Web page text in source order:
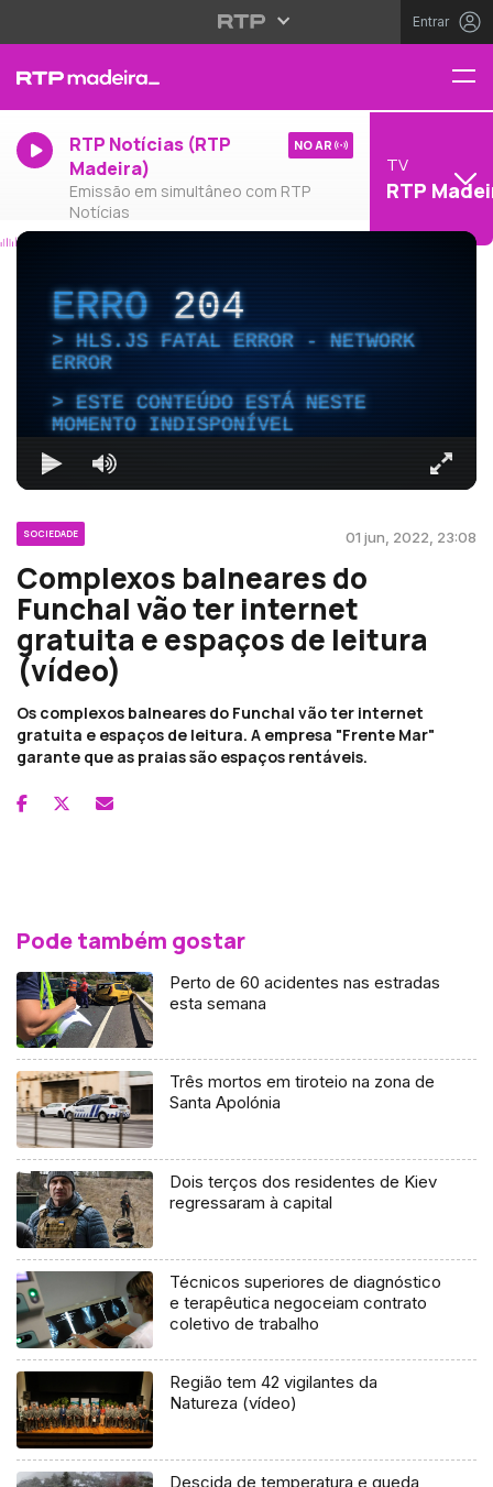
Entrar
RTP Notícias (RTP
Madeira)
Emissão em simultâneo com RTP
Notícias
NO AR
TV
RTP
ERRO204
HLS.JS FATAL ERROR - NETWORK
ERROR
ESTE CONTEÚDO ESTÁ NESTE
MOMENTO INDISPONÍVEL
SOCIEDADE 01 jun, 2022, 23:08
Complexos balneares do
Funchal vão ter internet
gratuita e espaços de leitura
(vídeo)
Os complexos balneares do Funchal vão ter internet
gratuita e espaços de leitura. A empresa "Frente Mar"
garante que as praias são espaços rentáveis.
Pode também gostar
Perto de 60 acidentes nas estradas
esta semana
Três mortos em tiroteio na zona de
Santa Apolónia
Dois terços dos residentes de Kiev
regressaram à capital
Técnicos superiores de diagnóstico
e terapêutica negoceiam contrato
coletivo de trabalho
Região tem 42 vigilantes da
Natureza (vídeo)
Descida de temperatura e queda